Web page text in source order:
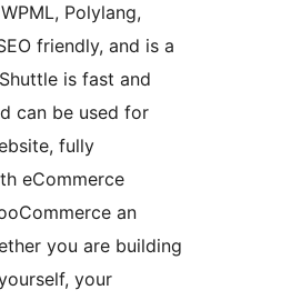
Polylang,
friendly, and is a
is fast and
can be used for
fully
eCommerce
an
you are building
your